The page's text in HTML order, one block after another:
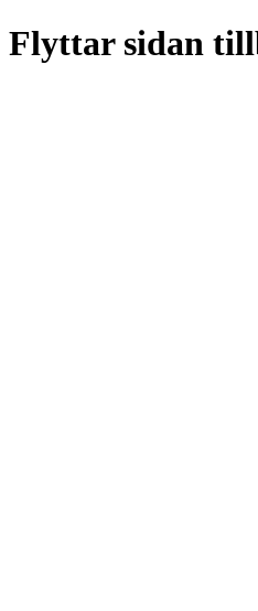
Flyttar sidan